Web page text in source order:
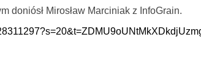
doniósł Mirosław Marciniak z InfoGrain.